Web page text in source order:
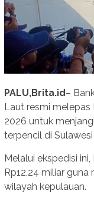
PALU,Brita.id–
Laut resmi melepas
2026 untuk
terpencil di Sulawesi
Melalui ekspedisi
Rp12,24 miliar
wilayah kepulauan.